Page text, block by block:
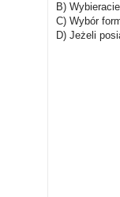
B)
C) Wybór
D) Jeżeli